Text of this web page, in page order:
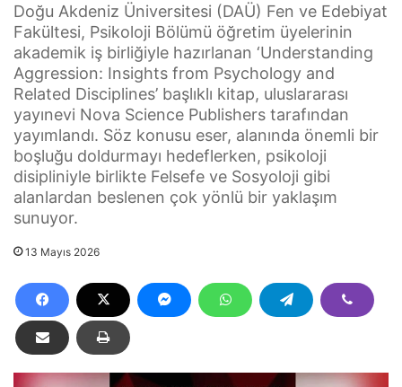
Doğu Akdeniz Üniversitesi (DAÜ) Fen ve Edebiyat
Fakültesi, Psikoloji Bölümü öğretim üyelerinin
akademik iş birliğiyle hazırlanan ‘Understanding
Aggression: Insights from Psychology and
Related Disciplines’ başlıklı kitap, uluslararası
yayınevi Nova Science Publishers tarafından
yayımlandı. Söz konusu eser, alanında önemli bir
boşluğu doldurmayı hedeflerken, psikoloji
disipliniyle birlikte Felsefe ve Sosyoloji gibi
alanlardan beslenen çok yönlü bir yaklaşım
sunuyor.
13 Mayıs 2026